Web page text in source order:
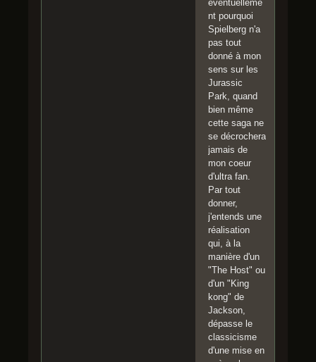
éventuelleme
nt pourquoi
Spielberg n'a
pas tout
donné à mon
sens sur les
Jurassic
Park, quand
bien même
cette saga ne
se décrochera
jamais de
mon coeur
d'ultra fan.
Par tout
donner,
j'entends une
réalisation
qui, à la
manière d'un
"The Host" ou
d'un "King
kong" de
Jackson,
dépasse le
classicisme
d'une mise en